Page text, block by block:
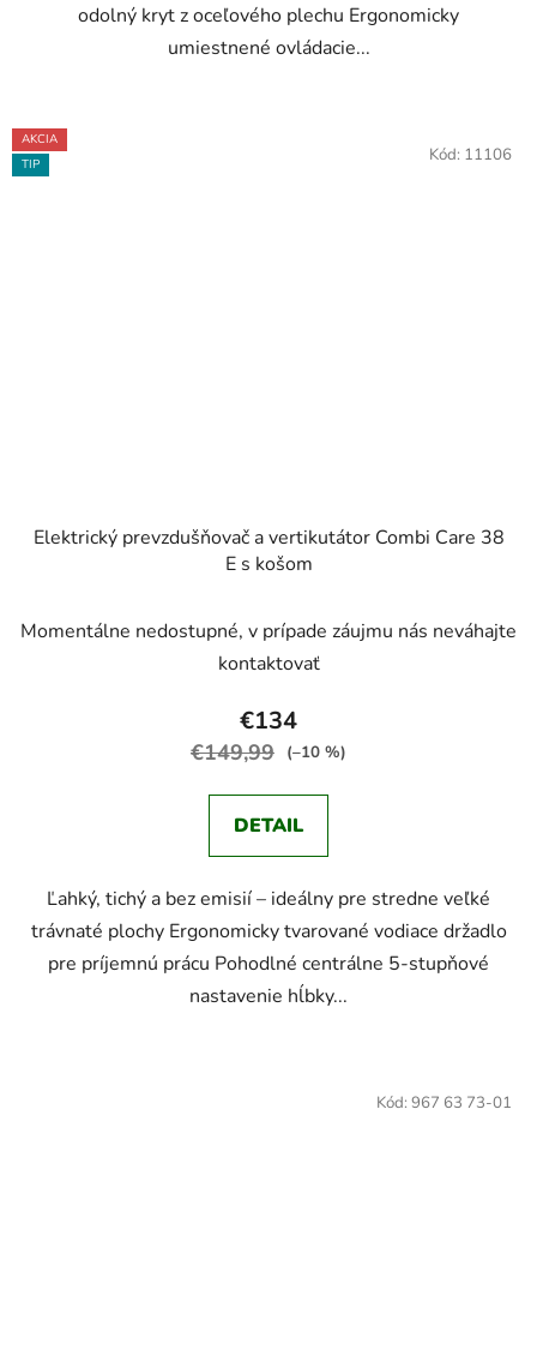
odolný kryt z oceľového plechu Ergonomicky
umiestnené ovládacie...
AKCIA
TIP
Elektrický prevzdušňovač a vertikutátor Combi Care 38
E s košom
Momentálne nedostupné, v prípade záujmu nás neváhajte
kontaktovať
€134
€149,99 (–10 %)
DETAIL
Ľahký, tichý a bez emisií – ideálny pre stredne veľké
trávnaté plochy Ergonomicky tvarované vodiace držadlo
pre príjemnú prácu Pohodlné centrálne 5-stupňové
nastavenie hĺbky...
Kód: 11106
Kód: 967 63 73-01